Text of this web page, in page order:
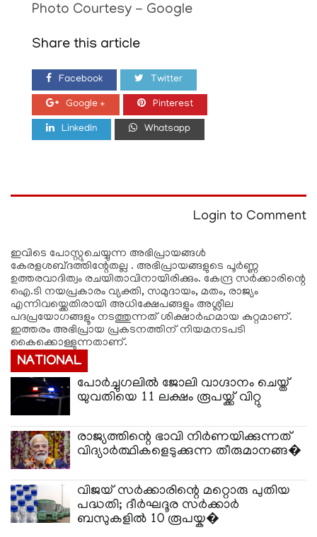
Photo Courtesy - Google
Share this article
Facebook Twitter
Google + Pinterest
LinkedIn Whatsapp
Login to Comment
ഇവിടെ പോസ്റ്റുചെയ്യുന്ന അഭിപ്രായങ്ങള്‍
കേരളശബ്‌ദത്തിന്റേതല്ല . അഭിപ്രായങ്ങളുടെ പൂര്‍ണ്ണ
ഉത്തരവാദിത്വം രചയിതാവിനായിരിക്കും. കേന്ദ്ര സർക്കാരിന്റെ
ഐ.ടി നയപ്രകാരം വ്യക്തി, സമുദായം, മതം, രാജ്യം
എന്നിവയ്ക്കെതിരായി അധിക്ഷേപങ്ങളും അശ്ലീല
പദപ്രയോഗങ്ങളൂം നടത്തുന്നത് ശിക്ഷാര്‍ഹമായ കുറ്റമാണ്.
ഇത്തരം അഭിപ്രായ പ്രകടനത്തിന് നിയമനടപടി
കൈക്കൊള്ളുന്നതാണ്.
NATIONAL
പോർച്ചുഗലിൽ ജോലി വാഗ്ദാനം ചെയ്ത്
യുവതിയെ 11 ലക്ഷം രൂപയ്ക്ക് വിറ്റു
രാജ്യത്തിന്റെ ഭാവി നിർണയിക്കുന്നത്
വിദ്യാർത്ഥികളെടുക്കുന്ന തീരുമാനങ്ങ�
വിജയ് സർക്കാരിന്റെ മറ്റൊരു പുതിയ
പദ്ധതി; ദീർഘദൂര സർക്കാർ
ബസുകളിൽ 10 രൂപയ്ക�